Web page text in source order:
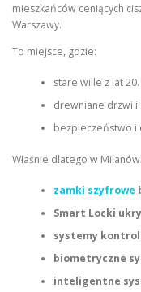
mieszkańców ceniących
Warszawy.
To miejsce, gdzie:
stare wille z lat
drewniane drzwi i
bezpieczeństwo i
Właśnie dlatego w
zamki szyfrowe
Smart Locki
systemy
biometryczne
inteligentne